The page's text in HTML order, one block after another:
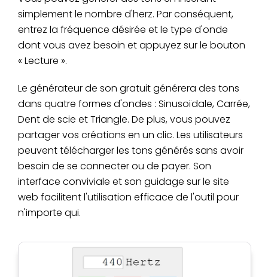
simplement le nombre d'herz. Par conséquent,
entrez la fréquence désirée et le type d'onde
dont vous avez besoin et appuyez sur le bouton
« Lecture ».
Le générateur de son gratuit générera des tons
dans quatre formes d'ondes : Sinusoïdale, Carrée,
Dent de scie et Triangle. De plus, vous pouvez
partager vos créations en un clic. Les utilisateurs
peuvent télécharger les tons générés sans avoir
besoin de se connecter ou de payer. Son
interface conviviale et son guidage sur le site
web facilitent l'utilisation efficace de l'outil pour
n'importe qui.